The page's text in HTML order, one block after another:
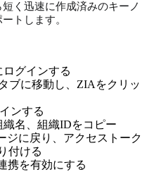
く迅速に作成済みのキーノ
トします。
ログインする
タブに移動し、ZIAをクリッ
ンする
名、組織IDをコピー
ジに戻り、アクセストーク
付ける
携を有効にする